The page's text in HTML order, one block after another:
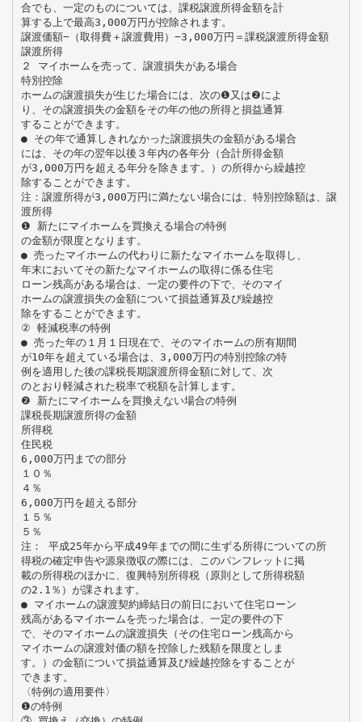
合でも、一定のものについては、課税譲渡所得金額を計
算する上で最高3,000万円が控除されます。
譲渡価額−（取得費＋譲渡費用）−3,000万円＝課税譲渡所得金額
譲渡所得
２ マイホームを売って、譲渡損失がある場合
特別控除
ホームの譲渡損失が生じた場合には、次の❶又は❷によ
り、その譲渡損失の金額をその年の他の所得と損益通算
することができます。
● その年で通算しきれなかった譲渡損失の金額がある場合
には、その年の翌年以後３年内の各年分（合計所得金額
が3,000万円を超える年分を除きます。）の所得から繰越控
除することができます。
注：譲渡所得が3,000万円に満たない場合には、特別控除額は、譲
渡所得
❶ 新たにマイホームを買換える場合の特例
の金額が限度となります。
● 売ったマイホームの代わりに新たなマイホームを取得し、
年末においてその新たなマイホームの取得に係る住宅
ローン残高がある場合は、一定の要件の下で、そのマイ
ホームの譲渡損失の金額について損益通算及び繰越控
除をすることができます。
② 軽減税率の特例
● 売った年の１月１日現在で、そのマイホームの所有期間
が10年を超えている場合は、3,000万円の特別控除の特
例を適用した後の課税長期譲渡所得金額に対して、次
のとおり軽減された税率で税額を計算します。
❷ 新たにマイホームを買換えない場合の特例
課税長期譲渡所得の金額
所得税
住民税
6,000万円までの部分
１０％
４％
6,000万円を超える部分
１５％
５％
注： 平成25年から平成49年までの間に生ずる所得についての所
得税の確定申告や源泉徴収の際には、このパンフレットに掲
載の所得税のほかに、復興特別所得税（原則として所得税額
の2.1％）が課されます。
● マイホームの譲渡契約締結日の前日において住宅ローン
残高があるマイホームを売った場合は、一定の要件の下
で、そのマイホームの譲渡損失（その住宅ローン残高から
マイホームの譲渡対価の額を控除した残額を限度としま
す。）の金額について損益通算及び繰越控除をすることが
できます。
〈特例の適用要件〉
❶の特例